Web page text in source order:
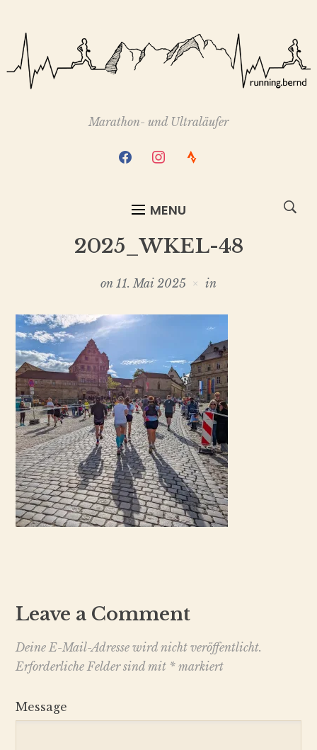
Marathon- und Ultraläufer
facebookinstagram
strava
MENU
2025_WKEL-48
on 11. Mai 2025 in
Leave a Comment
Deine E-Mail-Adresse wird nicht veröffentlicht.
Erforderliche Felder sind mit *markiert
Message